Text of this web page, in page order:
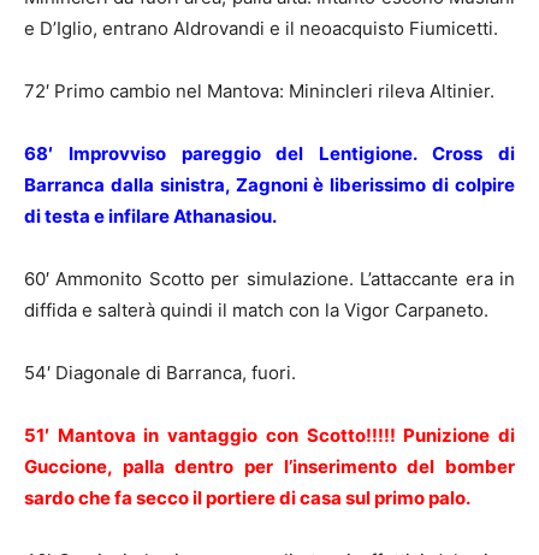
e D’Iglio, entrano Aldrovandi e il neoacquisto Fiumicetti.
72′ Primo cambio nel Mantova: Minincleri rileva Altinier.
68′ Improvviso pareggio del Lentigione. Cross di
Barranca dalla sinistra, Zagnoni è liberissimo di colpire
di testa e infilare Athanasiou.
60′ Ammonito Scotto per simulazione. L’attaccante era in
diffida e salterà quindi il match con la Vigor Carpaneto.
54′ Diagonale di Barranca, fuori.
51′ Mantova in vantaggio con Scotto!!!!! Punizione di
Guccione, palla dentro per l’inserimento del bomber
sardo che fa secco il portiere di casa sul primo palo.